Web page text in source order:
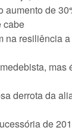
aumento de
cabe
na resiliência
mas
derrota da
de